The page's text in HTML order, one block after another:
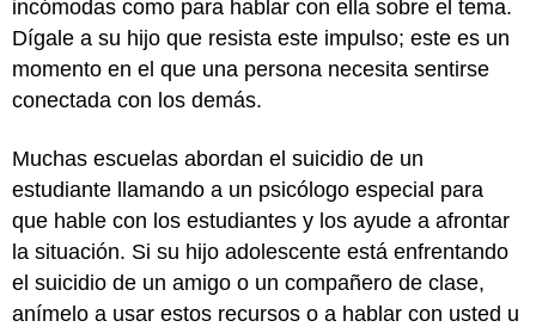
incómodas como para hablar con ella sobre el tema.
Dígale a su hijo que resista este impulso; este es un
momento en el que una persona necesita sentirse
conectada con los demás.
Muchas escuelas abordan el suicidio de un
estudiante llamando a un psicólogo especial para
que hable con los estudiantes y los ayude a afrontar
la situación. Si su hijo adolescente está enfrentando
el suicidio de un amigo o un compañero de clase,
anímelo a usar estos recursos o a hablar con usted u